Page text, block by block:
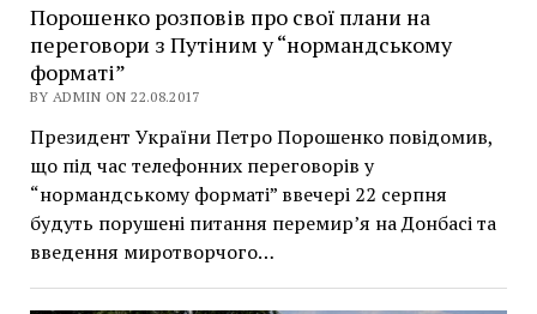
Порошенко розповів про свої плани на
переговори з Путіним у “нормандському
форматі”
BY ADMIN ON 22.08.2017
Президент України Петро Порошенко повідомив,
що під час телефонних переговорів у
“нормандському форматі” ввечері 22 серпня
будуть порушені питання перемир’я на Донбасі та
введення миротворчого…